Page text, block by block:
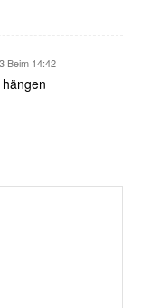
Beim 14:42